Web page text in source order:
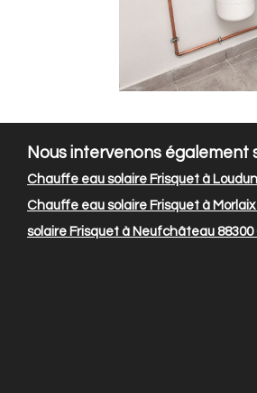
Nous intervenons également
Chauffe eau solaire Frisquet à
Chauffe eau solaire Frisquet à Morlaix
solaire Frisquet à Neufchâteau 88300